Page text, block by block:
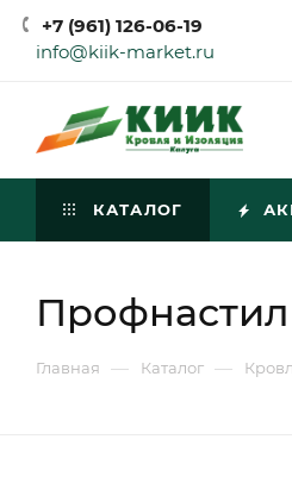
+7 (961) 126-06-19
info@kiik-market.ru
КАТАЛОГ
Профнастил
Главная — Каталог —